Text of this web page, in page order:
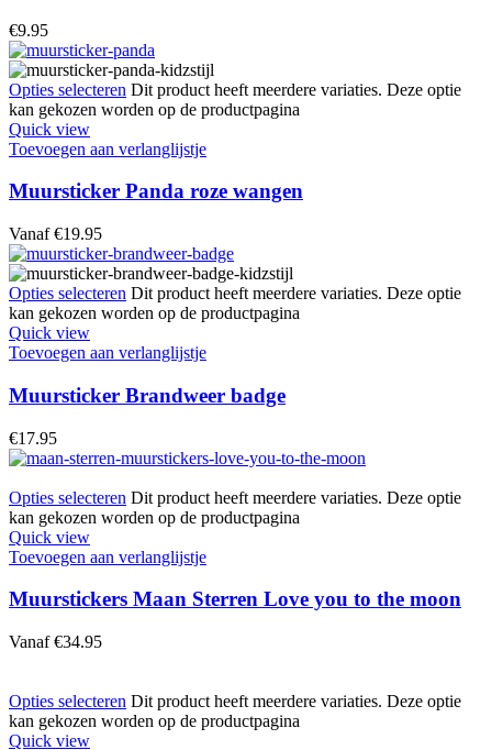
€9.95
Opties selecteren Dit product heeft meerdere variaties. Deze optie
kan gekozen worden op de productpagina
Quick view
Toevoegen aan verlanglijstje
Muursticker Panda roze wangen
Vanaf €19.95
Opties selecteren Dit product heeft meerdere variaties. Deze optie
kan gekozen worden op de productpagina
Quick view
Toevoegen aan verlanglijstje
Muursticker Brandweer badge
€17.95
Opties selecteren Dit product heeft meerdere variaties. Deze optie
kan gekozen worden op de productpagina
Quick view
Toevoegen aan verlanglijstje
Muurstickers Maan Sterren Love you to the moon
Vanaf €34.95
Opties selecteren Dit product heeft meerdere variaties. Deze optie
kan gekozen worden op de productpagina
Quick view